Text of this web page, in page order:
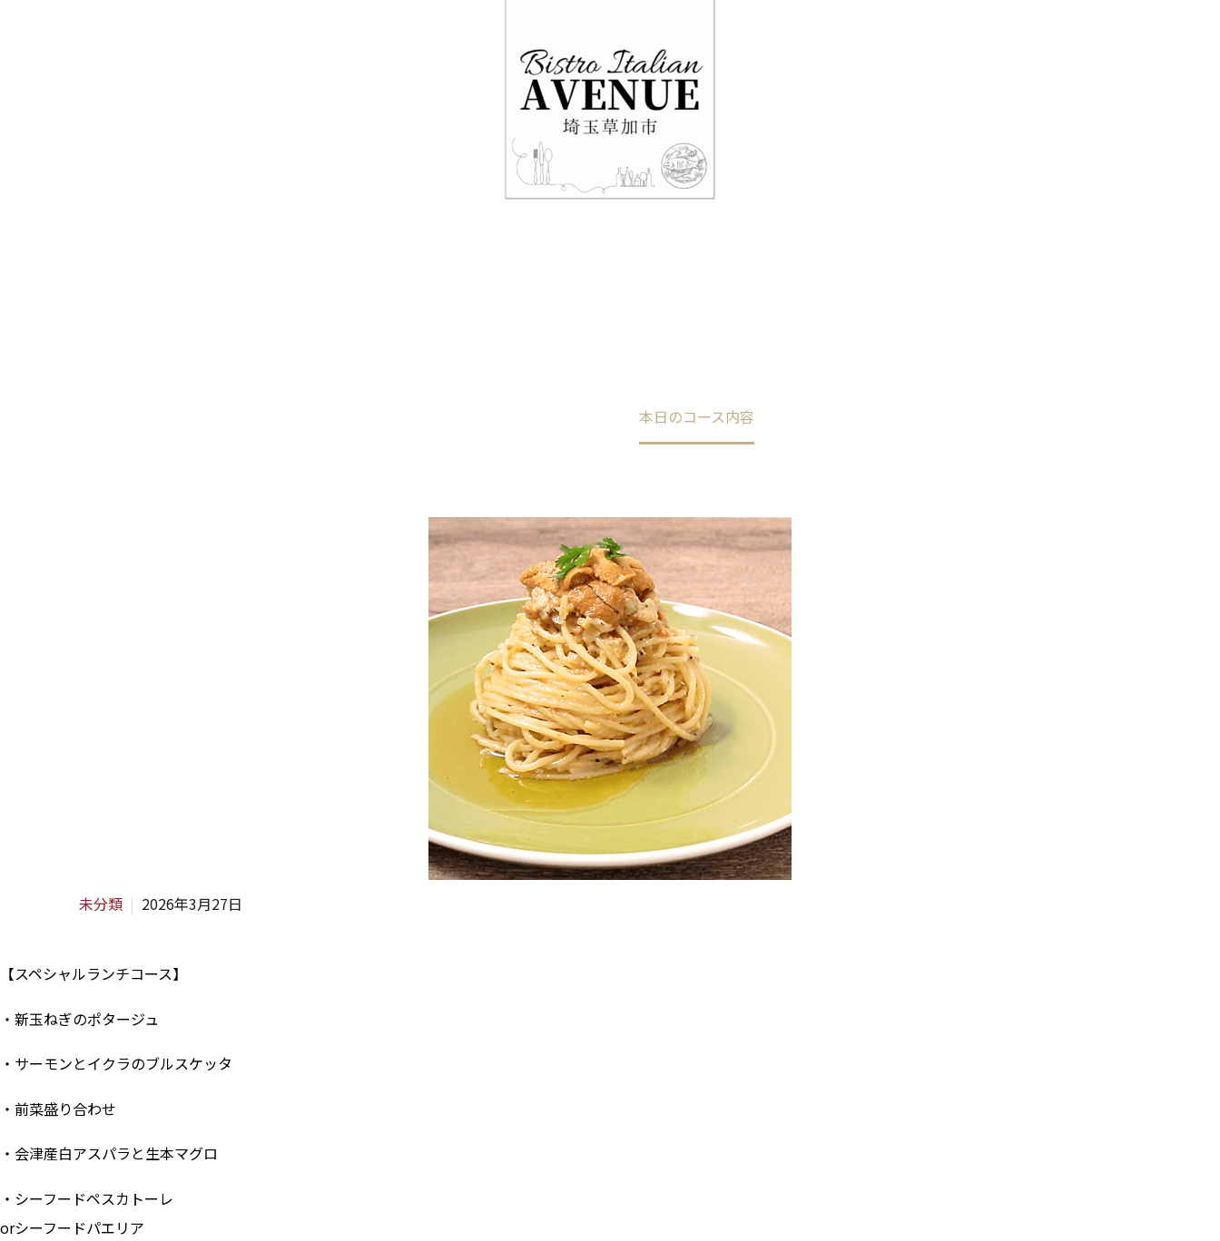
本日のコース内容
未分類 2026年3月27日
【スペシャルランチコース】
・新玉ねぎのポタージュ
・サーモンとイクラのブルスケッタ
・前菜盛り合わせ
・会津産白アスパラと生本マグロ
・シーフードペスカトーレ
orシーフードパエリア